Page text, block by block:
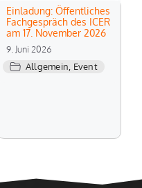
Einladung: Öffentliches
Fachgespräch des ICER
am 17. November 2026
9. Juni 2026
Allgemein Event